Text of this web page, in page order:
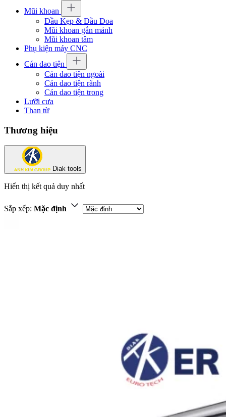
Mũi khoan
Đầu Kẹp & Đầu Doa
Mũi khoan gắn mảnh
Mũi khoan tâm
Phụ kiện máy CNC
Cán dao tiện
Cán dao tiện ngoài
Cán dao tiện rãnh
Cán dao tiện trong
Lưỡi cưa
Than từ
Thương hiệu
Diak tools
Hiển thị kết quả duy nhất
Sắp xếp: Mặc định